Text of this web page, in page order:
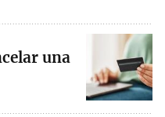
una